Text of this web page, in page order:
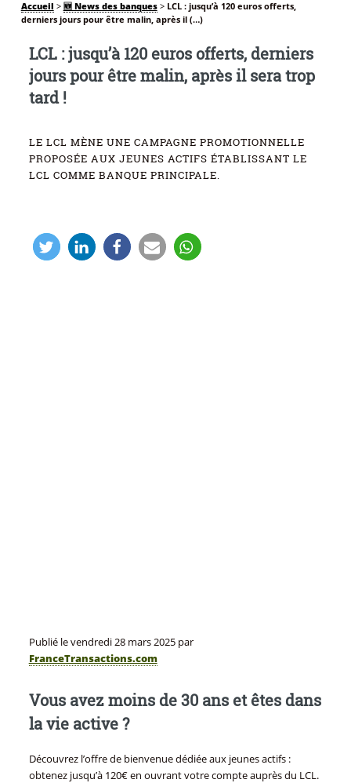
Accueil > 🆕 News des banques> LCL : jusqu’à 120 euros offerts,
derniers jours pour être malin, après il (…)
LCL : jusqu’à 120 euros offerts, derniers
jours pour être malin, après il sera trop
tard !
LE LCL MÈNE UNE CAMPAGNE PROMOTIONNELLE
PROPOSÉE AUX JEUNES ACTIFS ÉTABLISSANT LE
LCL COMME BANQUE PRINCIPALE.
Publié levendredi 28 mars 2025par
FranceTransactions.com
Vous avez moins de 30 ans et êtes dans
la vie active ?
Découvrez l’offre de bienvenue dédiée aux jeunes actifs :
obtenez jusqu’à 120€ en ouvrant votre compte auprès du LCL.